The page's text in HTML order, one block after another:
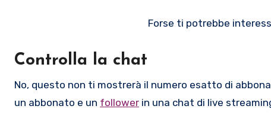
Forse ti potrebbe
Controlla la chat
No, questo non ti mostrerà il numero esatto di
un abbonato e un follower in una chat di live